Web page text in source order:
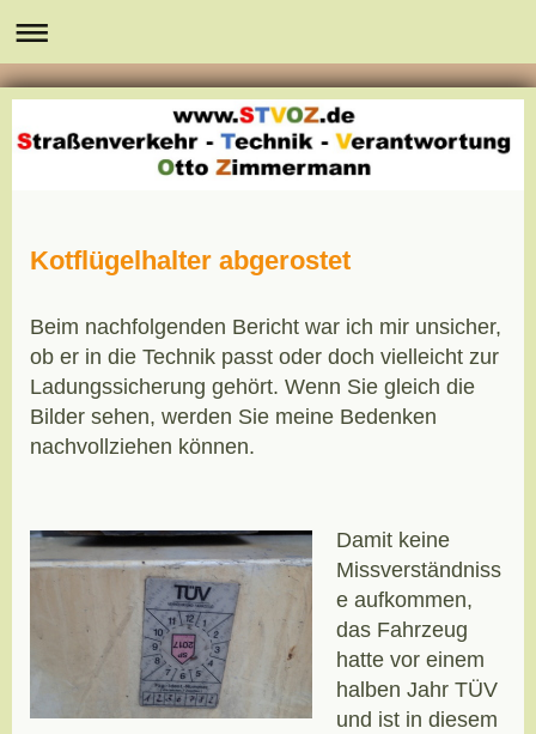
Kotflügelhalter abgerostet
Beim nachfolgenden Bericht war ich mir unsicher,
ob er in die Technik passt oder doch vielleicht zur
Ladungssicherung gehört. Wenn Sie gleich die
Bilder sehen, werden Sie meine Bedenken
nachvollziehen können.
Damit keine
Missverständniss
e aufkommen,
das Fahrzeug
hatte vor einem
halben Jahr TÜV
und ist in diesem